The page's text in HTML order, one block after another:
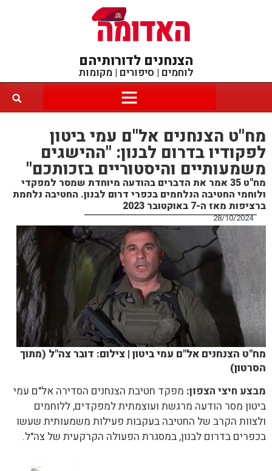
הצנחנים לדורותיהם
לוחמים | סיפורים | מקומות
מח"ט הצנחנים אל"ם עמי ביטון
לפקודיו בדרום לבנון: "ההישגים
משמעותיים והיסטוריים בזכותכם"
מח"ט 35 אמר את הדברים בהודעה מיוחדת שמסר למפקדי
ולוחמי החטיבה הנלחמים בכפרי דרום לבנון. החטיבה נלחמת
ברציפות מאז ה-7 באוקטובר 2023
28/10/2024
מח"ט הצנחנים אל"ם עמי ביטון | צילום: דובר צה"ל (מתוך
הסרטון)
מבצע חיצי הצפון: מפקד חטיבת הצנחנים הסדירה אל"ם עמי
ביטון מסר הודעה מרגשת ועוצמתית למפקדים, ללוחמים
ולצוות הקרב של החטיבה בעקבות פעילות משמעותית שעשו
בכפרים בדרום לבנון, במסגרת הפעולה הקרקעית של צה"ל.